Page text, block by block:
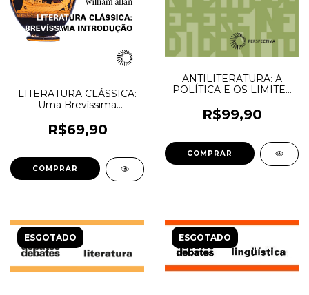
LITERATURA CLÁSSICA:
Uma Brevíssima
R$69,90
ANTILITERATURA: A
POLÍTICA E OS LIMITES
NO BRASIL E
ARGENTINA MODERNOS
R$99,90
ESGOTADO ESGOTADO